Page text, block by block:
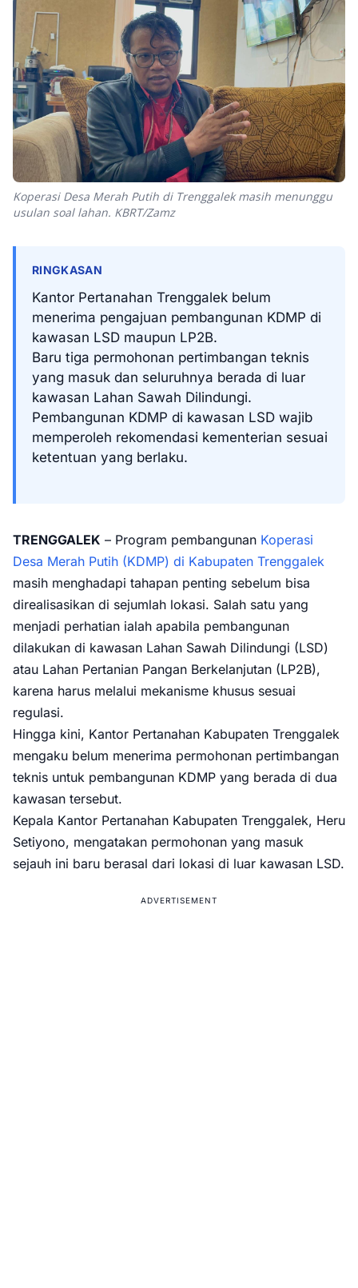
Koperasi Desa Merah Putih di Trenggalek masih menunggu
usulan soal lahan. KBRT/Zamz
RINGKASAN
Kantor Pertanahan Trenggalek belum
menerima pengajuan pembangunan KDMP di
kawasan LSD maupun LP2B.
Baru tiga permohonan pertimbangan teknis
yang masuk dan seluruhnya berada di luar
kawasan Lahan Sawah Dilindungi.
Pembangunan KDMP di kawasan LSD wajib
memperoleh rekomendasi kementerian sesuai
ketentuan yang berlaku.
TRENGGALEK – Program pembangunan Koperasi
Desa Merah Putih (KDMP) di Kabupaten Trenggalek
masih menghadapi tahapan penting sebelum bisa
direalisasikan di sejumlah lokasi. Salah satu yang
menjadi perhatian ialah apabila pembangunan
dilakukan di kawasan Lahan Sawah Dilindungi (LSD)
atau Lahan Pertanian Pangan Berkelanjutan (LP2B),
karena harus melalui mekanisme khusus sesuai
regulasi.
Hingga kini, Kantor Pertanahan Kabupaten Trenggalek
mengaku belum menerima permohonan pertimbangan
teknis untuk pembangunan KDMP yang berada di dua
kawasan tersebut.
Kepala Kantor Pertanahan Kabupaten Trenggalek, Heru
Setiyono, mengatakan permohonan yang masuk
sejauh ini baru berasal dari lokasi di luar kawasan LSD.
ADVERTISEMENT